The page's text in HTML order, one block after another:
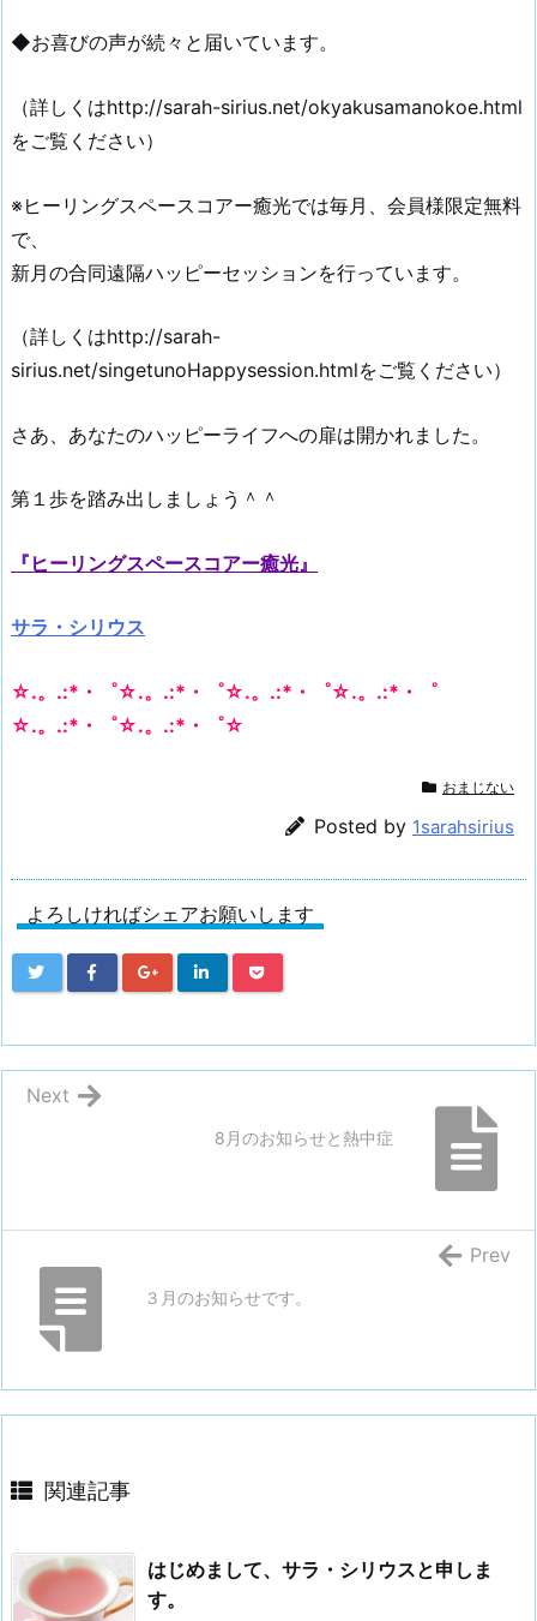
◆お喜びの声が続々と届いています。
（詳しくはhttp://sarah-sirius.net/okyakusamanokoe.html
をご覧ください）
※ヒーリングスペースコアー癒光では毎月、会員様限定無料
で、
新月の合同遠隔ハッピーセッションを行っています。
（詳しくはhttp://sarah-
sirius.net/singetunoHappysession.htmlをご覧ください）
さあ、あなたのハッピーライフへの扉は開かれました。
第１歩を踏み出しましょう＾＾
『ヒーリングスペースコアー癒光』
サラ・シリウス
☆.。.:*・゜☆.。.:*・゜☆.。.:*・゜☆.。.:*・゜
☆.。.:*・゜☆.。.:*・゜☆
おまじない
Posted by 1sarahsirius
よろしければシェアお願いします
8月のお知らせと熱中症
Next
３月のお知らせです。
Prev
関連記事
はじめまして、サラ・シリウスと申しま
す。